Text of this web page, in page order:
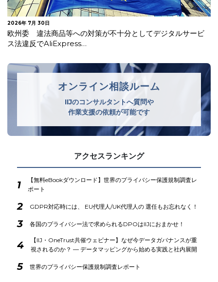
2026年 7月 24日
イタリア 年齢確認及びAIモデル事前学習に関する情報提供
の不備等で米国生成AI企業に…
オンライン相談ルーム
IIJのコンサルタントへ質問や
作業支援の依頼が可能です
アクセスランキング
1
【無料eBookダウンロード】世界のプライバシー保護規制調査レ
ポート
2 GDPR対応時には、 EU代理人/UK代理人の 選任もお忘れなく！
3 各国のプライバシー法で求められるDPOはIIJにおまかせ！
4
【IIJ・OneTrust共催ウェビナー】なぜ今データガバナンスが重
視されるのか？ ― データマッピングから始める実践と社内展開
5 世界のプライバシー保護規制調査レポート